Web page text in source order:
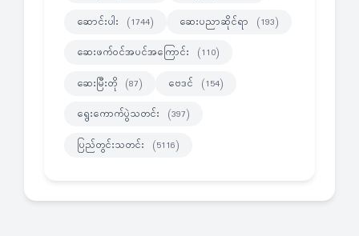
ဆောင်းပါး (1744) ဆေးပညာဆိုင်ရာ (193)
ဆေးဖက်ဝင်အပင်အကြောင်း (110)
ဆေးမြီးတို (87) ဗေဒင် (154)
ရွေးကောက်ပွဲသတင်း (397)
ပြည်တွင်းသတင်း (5116)